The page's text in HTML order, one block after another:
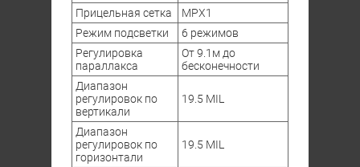
Прицельная сетка
MPX1
Режим подсветки
6 режимов
Регулировка
параллакса
От 9.1м до
бесконечности
Диапазон
регулировок по
вертикали
19.5 MIL
Диапазон
регулировок по
горизонтали
19.5 MIL